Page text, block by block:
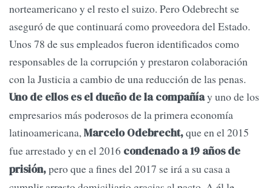
norteamericano y el resto el suizo. Pero Odebrecht se
aseguró de que continuará como proveedora del Estado.
Unos 78 de sus empleados fueron identificados como
responsables de la corrupción y prestaron colaboración
con la Justicia a cambio de una reducción de las penas.
Uno de ellos es el dueño de la compañíay uno de los
empresarios más poderosos de la primera economía
latinoamericana,Marcelo Odebrecht,que en el 2015
fue arrestado y en el 2016 condenado a 19 años de
prisión,pero que a fines del 2017 se irá a su casa a